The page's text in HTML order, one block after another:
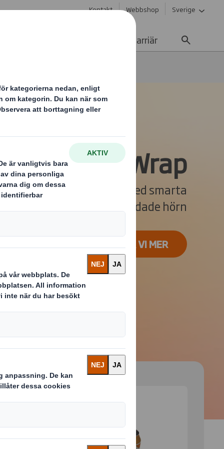
Kontakt Webbshop Sverige
Karriär
Round Wrap
multipackförpackning med smarta
rundade hörn
KONTAKTA OSS SÅ BERÄTTAR VI MER
and next buttons to move between slides. Only